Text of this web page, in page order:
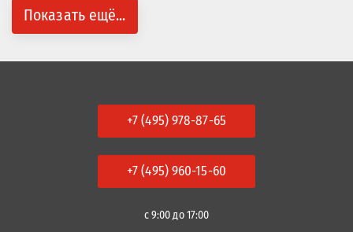
Показать ещё...
+7 (495) 978-87-65
+7 (495) 960-15-60
с 9:00 до 17:00